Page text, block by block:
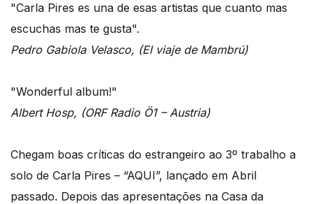
"Carla Pires es una de esas artistas que cuanto mas
escuchas mas te gusta".
Pedro Gabiola Velasco, (El viaje de Mambrú)
"Wonderful album!"
Albert Hosp, (ORF Radio Ö1 – Austria)
Chegam boas críticas do estrangeiro ao 3º trabalho a
solo de Carla Pires – “AQUI”, lançado em Abril
passado. Depois das apresentações na Casa da